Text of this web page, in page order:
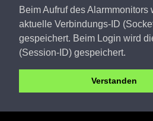
Beim Aufruf des Alarmmonitors
aktuelle Verbindungs-ID
gespeichert. Beim Login wird
(Session-ID) gespeichert.
Verstanden
PR FW Boberow